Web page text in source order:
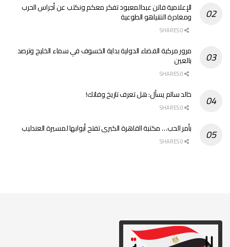
الإعلامية فاتن عبدالمعبود تفكر معكم ونكتب عن أجراس الحرب
ومغادرة النتنياهو الطوعية
مرور مركبة الفضاء الدولية بداية الخسوف في سماء الخليج وترصد
بالعين
خالد سالم يسأل: هل تعرف تاريخ وفاتك!
بأمر الحب… مكتبة القاهرة الكبرى تفتح أبوابها لمسيرة العندليب